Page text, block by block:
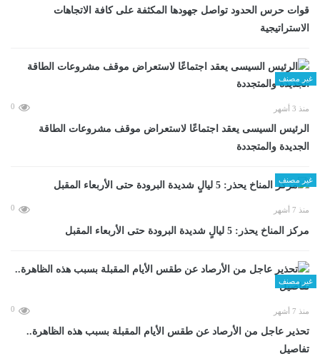
قوات حرس الحدود تواصل جهودها المكثفة على كافة الاتجاهات
الاستراتيجية
غير مصنف
منذ 3 أشهر 0
الرئيس السيسى يعقد اجتماعًا لاستعراض موقف مشروعات الطاقة
الجديدة والمتجددة
غير مصنف
منذ 7 أشهر 0
مركز المناخ يحذر: 5 ليالٍ شديدة البرودة حتى الأربعاء المقبل
غير مصنف
منذ 7 أشهر 0
تحذير عاجل من الأرصاد عن طقس الأيام المقبلة بسبب هذه الظاهرة..
تفاصيل